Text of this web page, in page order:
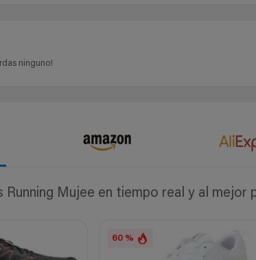
ninguno!
Mujee en tiempo real y al mejor
60 %